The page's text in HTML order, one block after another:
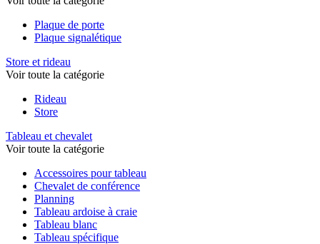
Plaque de porte
Plaque signalétique
Store et rideau
Voir toute la catégorie
Rideau
Store
Tableau et chevalet
Voir toute la catégorie
Accessoires pour tableau
Chevalet de conférence
Planning
Tableau ardoise à craie
Tableau blanc
Tableau spécifique